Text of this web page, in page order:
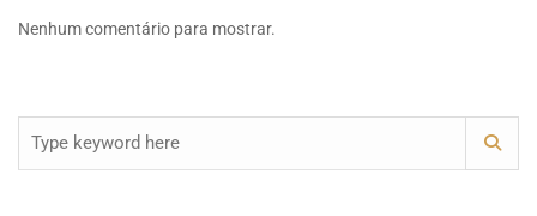
Nenhum comentário para mostrar.